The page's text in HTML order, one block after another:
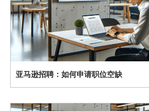
亚马逊招聘：如何申请职位空缺